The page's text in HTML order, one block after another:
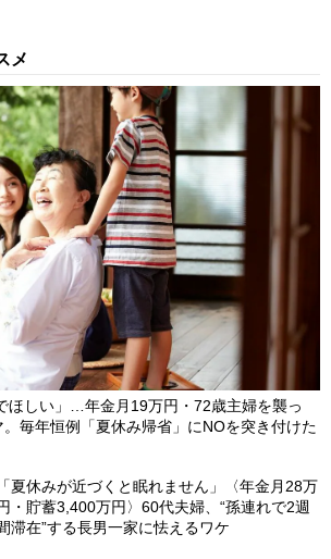
メ
ほしい」…年金月19万円・72歳主婦を襲っ
。毎年恒例「夏休み帰省」にNOを突き付けた
「夏休みが近づくと眠れません」〈年金月28万
・貯蓄3,400万円〉60代夫婦、“孫連れで2週
滞在”する長男一家に怯えるワケ